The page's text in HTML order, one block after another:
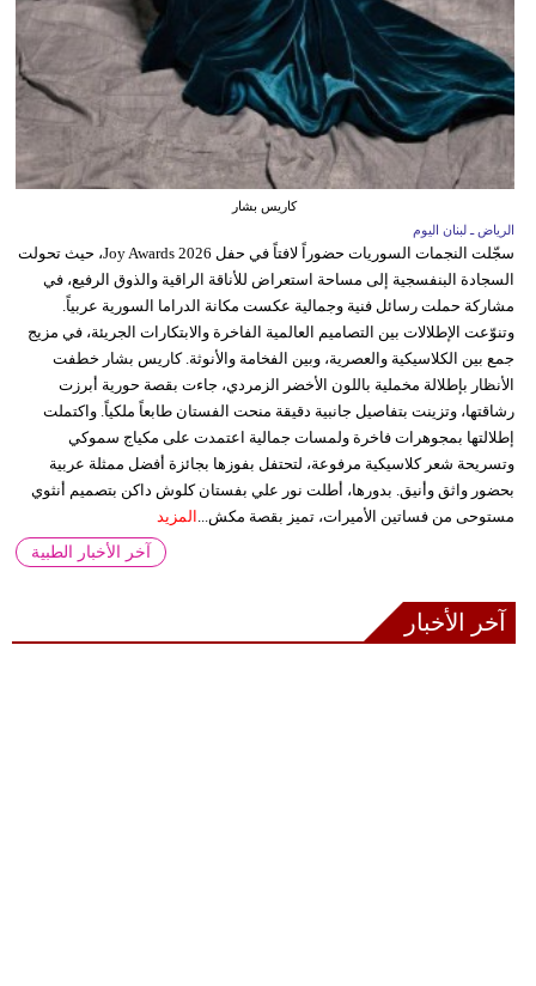
كاريس بشار
الرياض ـ لبنان اليوم
سجّلت النجمات السوريات حضوراً لافتاً في حفل Joy Awards 2026، حيث تحولت
السجادة البنفسجية إلى مساحة استعراض للأناقة الراقية والذوق الرفيع، في
مشاركة حملت رسائل فنية وجمالية عكست مكانة الدراما السورية عربياً.
وتنوّعت الإطلالات بين التصاميم العالمية الفاخرة والابتكارات الجريئة، في مزيج
جمع بين الكلاسيكية والعصرية، وبين الفخامة والأنوثة. كاريس بشار خطفت
الأنظار بإطلالة مخملية باللون الأخضر الزمردي، جاءت بقصة حورية أبرزت
رشاقتها، وتزينت بتفاصيل جانبية دقيقة منحت الفستان طابعاً ملكياً. واكتملت
إطلالتها بمجوهرات فاخرة ولمسات جمالية اعتمدت على مكياج سموكي
وتسريحة شعر كلاسيكية مرفوعة، لتحتفل بفوزها بجائزة أفضل ممثلة عربية
بحضور واثق وأنيق. بدورها، أطلت نور علي بفستان كلوش داكن بتصميم أنثوي
مستوحى من فساتين الأميرات، تميز بقصة مكش... المزيد
آخر الأخبار الطبية
آخر الأخبار